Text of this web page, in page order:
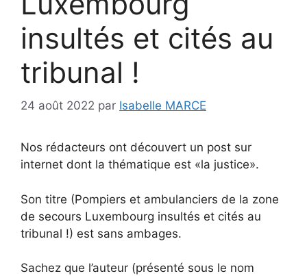
insultés et cités au
tribunal !
24 août 2022 par Isabelle MARCE
Nos rédacteurs ont découvert un post sur
internet dont la thématique est «la justice».
Son titre (Pompiers et ambulanciers de la zone
de secours Luxembourg insultés et cités au
tribunal !) est sans ambages.
Sachez que l’auteur (présenté sous le nom